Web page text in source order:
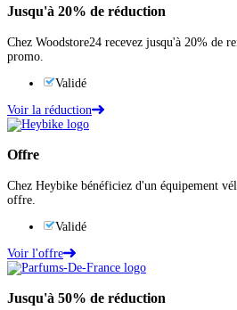
Jusqu'à 20% de réduction
Chez Woodstore24 recevez jusqu'à 20% de
promo.
Validé
Voir la réduction
Offre
Chez Heybike bénéficiez d'un équipement
offre.
Validé
Voir l'offre
Jusqu'à 50% de réduction